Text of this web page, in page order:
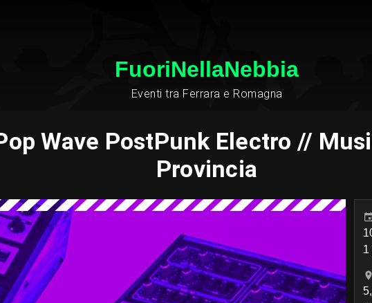
FuoriNellaNebbia
Eventi tra Ferrara e Romagna
Wave PostPunk Electro //
Provincia
1